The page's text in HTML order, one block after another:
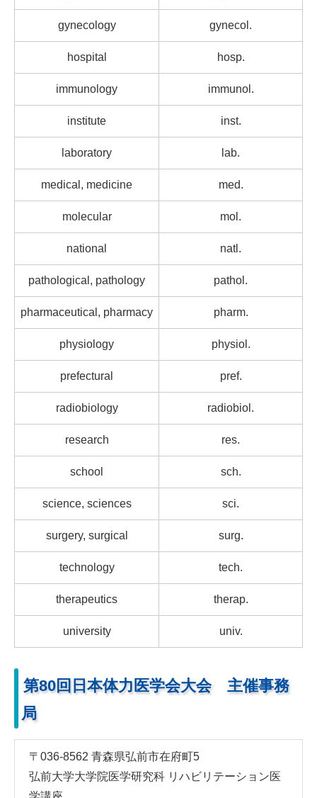
gynecology gynecol.
hospital hosp.
immunology immunol.
institute inst.
laboratory lab.
medical, medicine med.
molecular mol.
national natl.
pathological, pathology pathol.
pharmaceutical, pharmacy pharm.
physiology physiol.
prefectural pref.
radiobiology radiobiol.
research res.
school sch.
science, sciences sci.
surgery, surgical surg.
technology tech.
therapeutics therap.
university univ.
第80回日本体力医学会大会 主催事務
局
〒036-8562 青森県弘前市在府町5
弘前大学大学院医学研究科 リハビリテーション医